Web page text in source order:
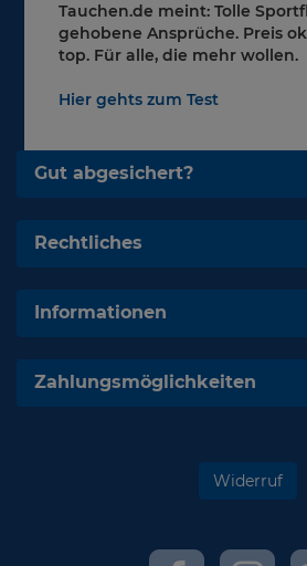
Tauchen.de meint: Tolle
gehobene Ansprüche. Preis
top. Für alle, die mehr wollen.
Hier gehts zum Test
Gut abgesichert?
Rechtliches
Informationen
Zahlungsmöglichkeiten
Widerruf